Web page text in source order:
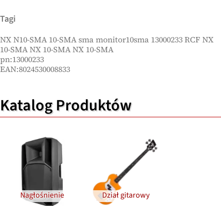
Tagi
NX N10-SMA 10-SMA sma monitor10sma 13000233 RCF NX
10-SMA NX 10-SMA NX 10-SMA
pn:13000233
EAN:8024530008833
Katalog Produktów
Nagłośnienie Dział gitarowy